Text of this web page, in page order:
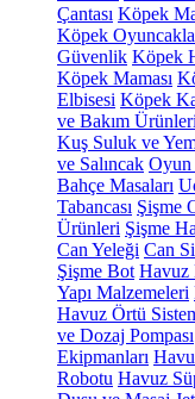
Çantası Köpek
Köpek
Güvenlik Köpek
Köpek Maması
Elbisesi Köpek
ve Bakım Ürünleri
Kuş Suluk ve
ve Salıncak Oyun
Bahçe Masaları
Tabancası Şişme
Ürünleri Şişme
Can Yeleği Can
Şişme Bot Havuz
Yapı Malzemeleri
Havuz Örtü
ve Dozaj Pompası
Ekipmanları
Robotu Havuz